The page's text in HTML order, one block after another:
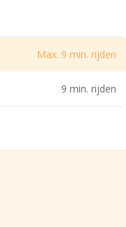
wordt gecreëerd.
op hetzelfde perceel.
Zoetermeer. Dankzij
Max. 9 min. rijden
9 min. rijden